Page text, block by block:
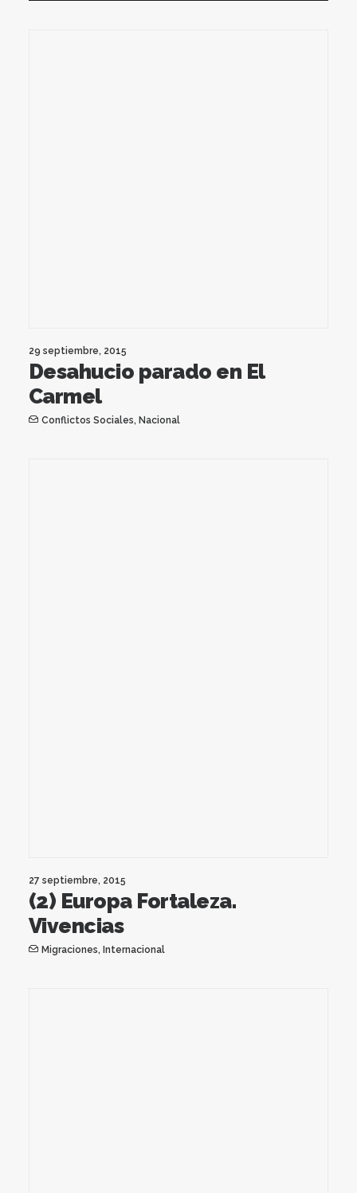
29 septiembre, 2015
Desahucio parado en El
Carmel
Conflictos Sociales, Nacional
27 septiembre, 2015
(2) Europa Fortaleza.
Vivencias
Migraciones, Internacional